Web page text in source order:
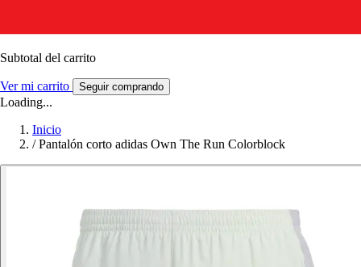
Subtotal del carrito
Ver mi carrito Seguir comprando
Loading...
Inicio
/ Pantalón corto adidas Own The Run Colorblock